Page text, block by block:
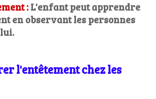
: L'enfant peut apprendre
en observant les personnes
l'entêtement chez les